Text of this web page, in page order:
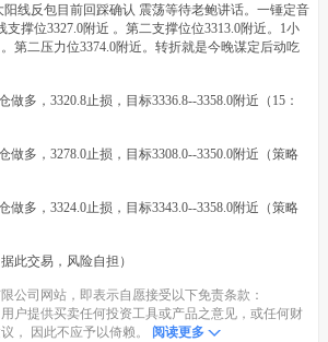
线反包目前回踩确认 震荡等待老鲍讲话。一锤定音
支撑位3327.0附近 。第二支撑位位3313.0附近。1小
第二压力位3374.0附近。转折就是今晚谋定后动吃
做多，3320.8止损，目标3336.8--3358.0附近（15：
做多，3278.0止损，目标3308.0--3350.0附近（策略
做多，3324.0止损，目标3343.0--3358.0附近（策略
此交易，风险自担）
公司网站，即表示自愿接受以下免责条款：
户提供买卖任何投资工具或产品之意见，或任何财
， 因此不应予以倚赖。
阅读更多